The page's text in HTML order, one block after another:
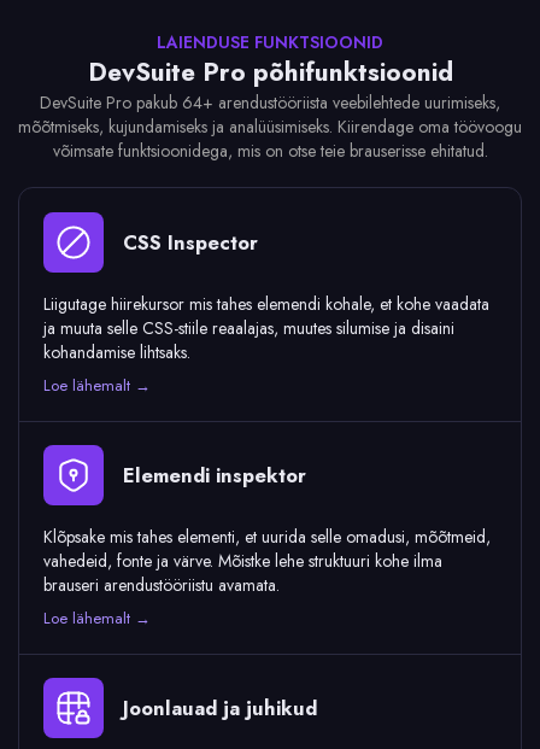
LAIENDUSE FUNKTSIOONID
DevSuite Pro põhifunktsioonid
DevSuite Pro pakub 64+ arendustööriista veebilehtede uurimiseks,
mõõtmiseks, kujundamiseks ja analüüsimiseks. Kiirendage oma töövoogu
võimsate funktsioonidega, mis on otse teie brauserisse ehitatud.
CSS Inspector
Liigutage hiirekursor mis tahes elemendi kohale, et kohe vaadata
ja muuta selle CSS-stiile reaalajas, muutes silumise ja disaini
kohandamise lihtsaks.
Loe lähemalt →
Elemendi inspektor
Klõpsake mis tahes elementi, et uurida selle omadusi, mõõtmeid,
vahedeid, fonte ja värve. Mõistke lehe struktuuri kohe ilma
brauseri arendustööriistu avamata.
Loe lähemalt →
Joonlauad ja juhikud